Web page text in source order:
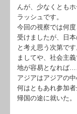
んが、少なくとも
ラッシュです。
今回の視察では何
受けましたが、日
と考え思う次第です
ましてや、社会主
地が容易となれば…
アジアはアジアの中
何はともあれ参加
帰国の途に就いた。